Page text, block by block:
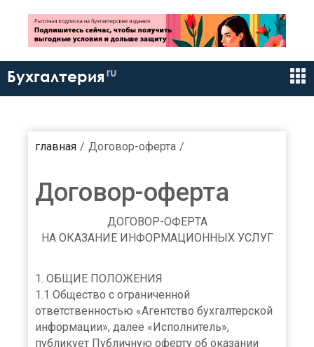
Бухгалтерия ru
главная Договор-оферта
Договор-оферта
ДОГОВОР-ОФЕРТА
НА ОКАЗАНИЕ ИНФОРМАЦИОННЫХ УСЛУГ
1. ОБЩИЕ ПОЛОЖЕНИЯ
1.1 Общество с ограниченной
ответственностью «Агентство бухгалтерской
информации», далее «Исполнитель»,
публикует Публичную оферту об оказании